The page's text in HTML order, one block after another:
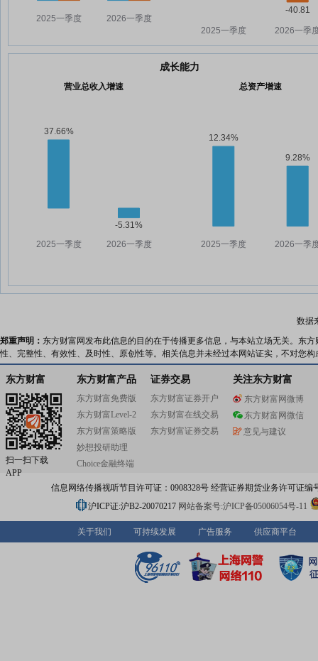
成长能力
营业总收入增速 总资产增速
数据
郑重声明： 东方财富网发布此信息的目的在于传播更多信息，与本站立场无关。东
性、完整性、有效性、及时性、原创性等。相关信息并未经过本网站证实，不对您
东方财富
扫一扫下载
APP
东方财富产品
东方财富免费版
东方财富Level-2
东方财富策略版
妙想投研助理
Choice金融终端
证券交易
东方财富证券开户
东方财富在线交易
东方财富证券交易
关注东方财富
东方财富网微博
东方财富网微信
意见与建议
信息网络传播视听节目许可证：0908328号 经营证券期货业务许可证编
沪ICP证:沪B2-20070217 网站备案号:沪ICP备05006054号-11
关于我们 可持续发展 广告服务 供应商平台